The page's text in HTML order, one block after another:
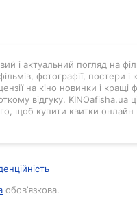
і актуальний погляд на
фотографії, постери
на кіно новинки і кращі
відгуку. KINOafisha.ua
щоб купити квитки онлайн
обов’язкова.